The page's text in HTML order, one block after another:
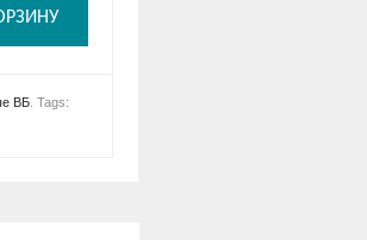
ВБ Tags: